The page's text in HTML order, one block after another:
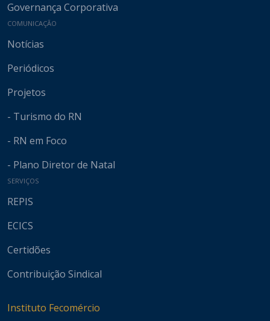
Governança Corporativa
COMUNICAÇÃO
Notícias
Periódicos
Projetos
- Turismo do RN
- RN em Foco
- Plano Diretor de Natal
SERVIÇOS
REPIS
ECICS
Certidões
Contribuição Sindical
Instituto Fecomércio